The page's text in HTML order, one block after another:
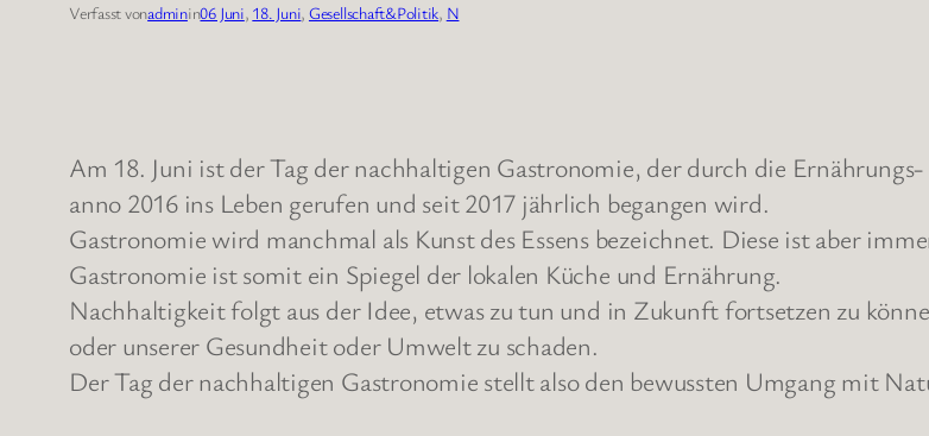
Verfasst vonadminin06 Juni, 18. Juni, Gesellschaft&Politik, N
Am 18. Juni ist der Tag der nachhaltigen Gastronomie, der durch die
anno 2016 ins Leben gerufen und seit 2017 jährlich begangen wird.
Gastronomie wird manchmal als Kunst des Essens bezeichnet. Diese ist aber
Gastronomie ist somit ein Spiegel der lokalen Küche und Ernährung.
Nachhaltigkeit folgt aus der Idee, etwas zu tun und in Zukunft fortsetzen zu
oder unserer Gesundheit oder Umwelt zu schaden.
Der Tag der nachhaltigen Gastronomie stellt also den bewussten Umgang mit